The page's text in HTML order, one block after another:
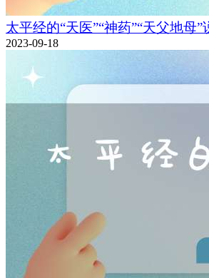
太平经的“天医”“神药”“天父地母”
2023-09-18